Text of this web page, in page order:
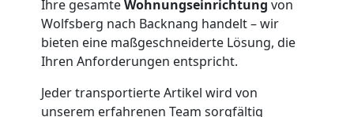
Ihre gesamteWohnungseinrichtung von
Wolfsberg nach Backnang handelt – wir
bieten eine maßgeschneiderte Lösung, die
Ihren Anforderungen entspricht.
Jeder transportierte Artikel wird von
unserem erfahrenen Team sorgfältig
Möbelmontage
Wolfsberg